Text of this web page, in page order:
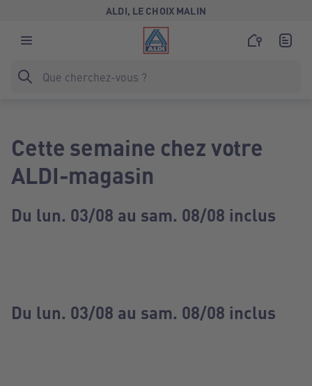
ALDI, LE CHOIX MALIN
Cette semaine chez votre
ALDI-magasin
Du lun. 03/08 au sam. 08/08 inclus
Du lun. 03/08 au sam. 08/08 inclus